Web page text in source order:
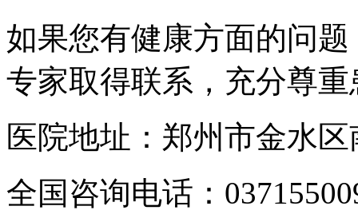
如果您有健康方面的问
专家取得联系，充分尊
医院地址：郑州市金水
全国咨询电话：